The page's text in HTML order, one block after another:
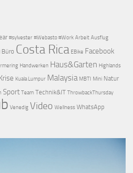
#sylvester #Webasto #Work Arbeit Ausflug
Büro Costa Rica EBike Facebook
Handwerken Haus&Garten Highlands
Kuala Lumpur Malaysia MBTI Mini Natur
Sport Team Technik&IT ThrowbackThursday
Venedig Video Wellness WhatsApp